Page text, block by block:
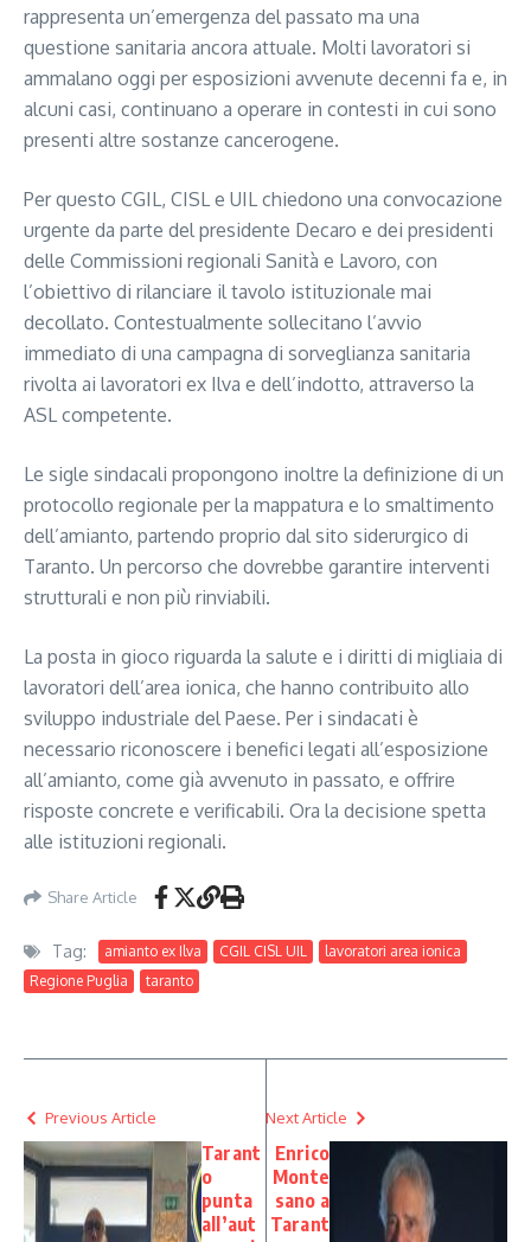
rappresenta un’emergenza del passato ma una
questione sanitaria ancora attuale. Molti lavoratori si
ammalano oggi per esposizioni avvenute decenni fa e, in
alcuni casi, continuano a operare in contesti in cui sono
presenti altre sostanze cancerogene.
Per questo CGIL, CISL e UIL chiedono una convocazione
urgente da parte del presidente Decaro e dei presidenti
delle Commissioni regionali Sanità e Lavoro, con
l’obiettivo di rilanciare il tavolo istituzionale mai
decollato. Contestualmente sollecitano l’avvio
immediato di una campagna di sorveglianza sanitaria
rivolta ai lavoratori ex Ilva e dell’indotto, attraverso la
ASL competente.
Le sigle sindacali propongono inoltre la definizione di un
protocollo regionale per la mappatura e lo smaltimento
dell’amianto, partendo proprio dal sito siderurgico di
Taranto. Un percorso che dovrebbe garantire interventi
strutturali e non più rinviabili.
La posta in gioco riguarda la salute e i diritti di migliaia di
lavoratori dell’area ionica, che hanno contribuito allo
sviluppo industriale del Paese. Per i sindacati è
necessario riconoscere i benefici legati all’esposizione
all’amianto, come già avvenuto in passato, e offrire
risposte concrete e verificabili. Ora la decisione spetta
alle istituzioni regionali.
Share Article
Tag: amianto ex Ilva CGIL CISL UIL
lavoratori area ionica
Regione Puglia
taranto
Previous Article
Tarant
o
punta
all’aut
Next Article
Enrico
Monte
sano a
Tarant